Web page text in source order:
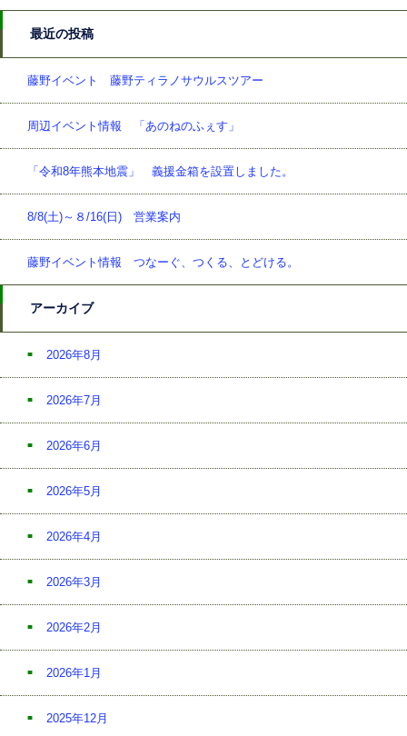
最近の投稿
藤野イベント 藤野ティラノサウルスツアー
周辺イベント情報 「あのねのふぇす」
「令和8年熊本地震」 義援金箱を設置しました。
8/8(土)～８/16(日) 営業案内
藤野イベント情報 つなーぐ、つくる、とどける。
アーカイブ
2026年8月
2026年7月
2026年6月
2026年5月
2026年4月
2026年3月
2026年2月
2026年1月
2025年12月